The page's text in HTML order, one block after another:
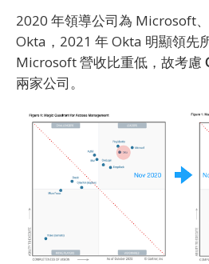
2020 年領導公司為 Microsoft
Okta，2021 年 Okta 明顯領先
Microsoft 營收比重低，故考慮
兩家公司。